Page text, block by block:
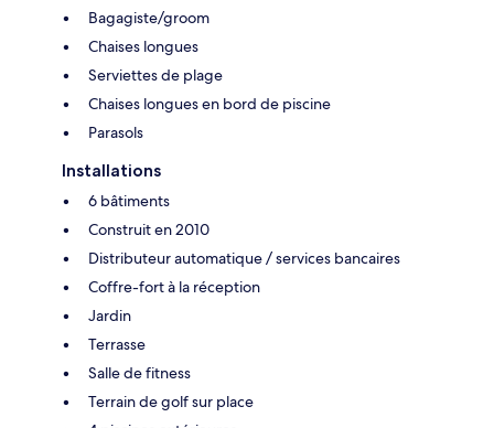
Bagagiste/groom
Chaises longues
Serviettes de plage
Chaises longues en bord de piscine
Parasols
Installations
6 bâtiments
Construit en 2010
Distributeur automatique / services bancaires
Coffre-fort à la réception
Jardin
Terrasse
Salle de fitness
Terrain de golf sur place